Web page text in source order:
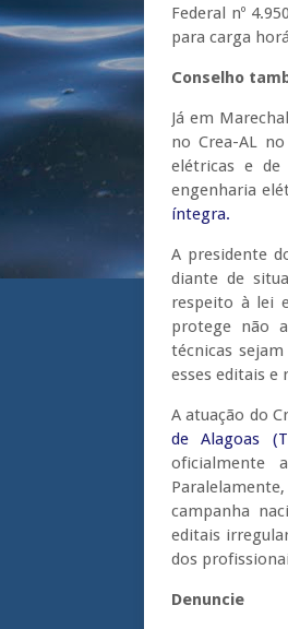
Federal nº
para carga
Conselho
Já em
no Crea-AL
elétricas e de
engenharia
íntegra.
A presidente
diante de
respeito à lei
protege não
técnicas
esses editais e
A atuação do
de Alagoas
oficialmente
campanha
editais
dos
Denuncie